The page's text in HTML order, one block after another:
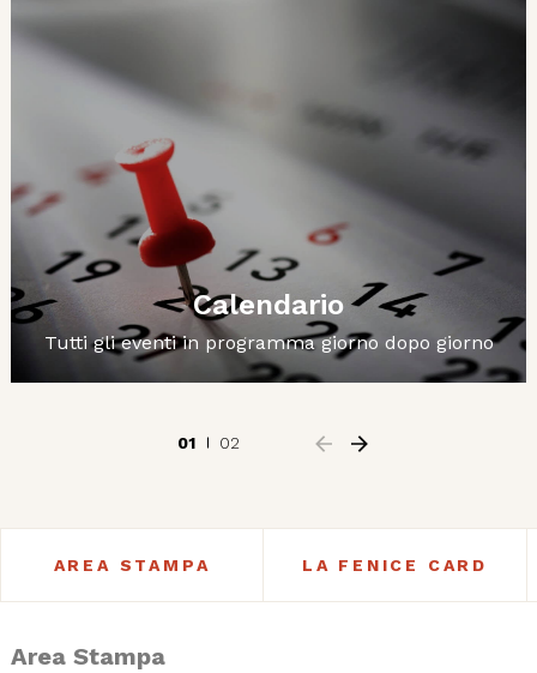
Calendario
Tutti gli eventi in programma giorno dopo giorno
01 02
AREA STAMPA LA FENICE CARD
Area Stampa